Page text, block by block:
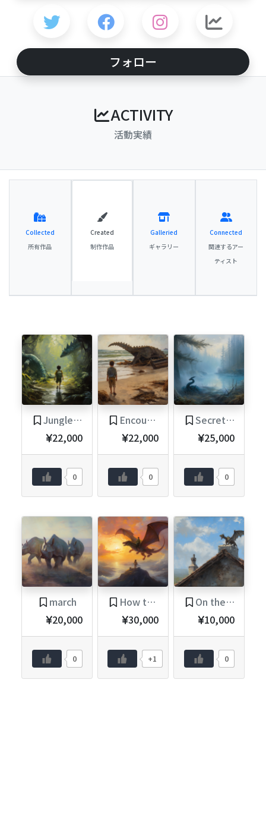
フォロー
ACTIVITY
活動実績
Collected
所有作品
Created
制作作品
Galleried
ギャラリー
Connected
関連するアー
ティスト
Jungle Adventures
22,000
0
Encounters by the Sea
22,000
0
Secret Lake
25,000
0
march
20,000
0
How to fly in the sky
30,000
+1
On the roof
10,000
0